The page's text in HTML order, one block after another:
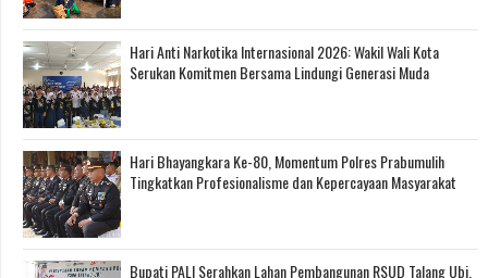
Hari Anti Narkotika Internasional 2026: Wakil Wali Kota
Serukan Komitmen Bersama Lindungi Generasi Muda
Hari Bhayangkara Ke-80, Momentum Polres Prabumulih
Tingkatkan Profesionalisme dan Kepercayaan Masyarakat
Bupati PALI Serahkan Lahan Pembangunan RSUD Talang Ubi,